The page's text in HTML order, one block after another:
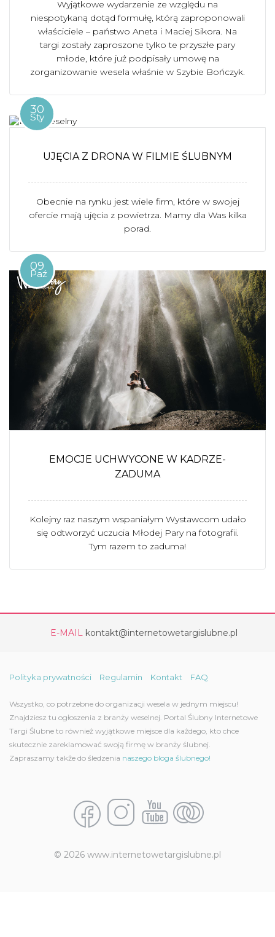
Wyjątkowe wydarzenie ze względu na
niespotykaną dotąd formułę, którą zaproponowali
właściciele – państwo Aneta i Maciej Sikora. Na
targi zostały zaproszone tylko te przyszłe pary
młode, które już podpisały umowę na
zorganizowanie wesela właśnie w Szybie Bończyk.
30
Sty
UJĘCIA Z DRONA W FILMIE ŚLUBNYM
Obecnie na rynku jest wiele firm, które w swojej
ofercie mają ujęcia z powietrza. Mamy dla Was kilka
porad.
09
Paź
EMOCJE UCHWYCONE W KADRZE-
ZADUMA
Kolejny raz naszym wspaniałym Wystawcom udało
się odtworzyć uczucia Młodej Pary na fotografii.
Tym razem to zaduma!
E-MAIL kontakt@internetowetargislubne.pl
Polityka prywatności Regulamin Kontakt FAQ
Wszystko, co potrzebne do organizacji wesela w jednym miejscu!
Znajdziesz tu ogłoszenia z branży weselnej. Portal Ślubny Internetowe
Targi Ślubne to również wyjątkowe miejsce dla każdego, kto chce
skutecznie zareklamować swoją firmę w branży ślubnej.
Zapraszamy także do śledzenia naszego bloga ślubnego!
© 2026 www.internetowetargislubne.pl